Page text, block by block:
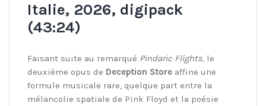
Italie, 2026, digipack
(43:24)
Faisant suite au remarqué Pindaric Flights, le
deuxième opus de Deception Store affine une
formule musicale rare, quelque part entre la
mélancolie spatiale de Pink Floyd et la poésie